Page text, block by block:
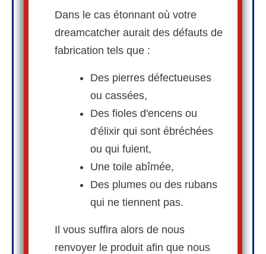
Dans le cas étonnant où votre
dreamcatcher aurait des défauts de
fabrication tels que :
Des pierres défectueuses
ou cassées,
Des fioles d'encens ou
d'élixir qui sont ébréchées
ou qui fuient,
Une toile abîmée,
Des plumes ou des rubans
qui ne tiennent pas.
Il vous suffira alors de nous
renvoyer le produit afin que nous